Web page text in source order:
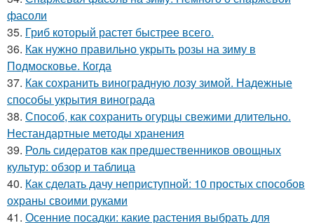
фасоли
35. Гриб который растет быстрее всего.
36. Как нужно правильно укрыть розы на зиму в
Подмосковье. Когда
37. Как сохранить виноградную лозу зимой. Надежные
способы укрытия винограда
38. Способ, как сохранить огурцы свежими длительно.
Нестандартные методы хранения
39. Роль сидератов как предшественников овощных
культур: обзор и таблица
40. Как сделать дачу неприступной: 10 простых способов
охраны своими руками
41. Осенние посадки: какие растения выбрать для